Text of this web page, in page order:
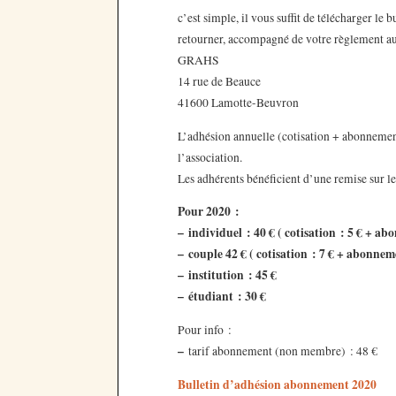
c’est simple, il vous suffit de télécharger le
retourner, accompagné de votre règlement
GRAHS
14 rue de Beauce
41600 Lamotte-Beuvron
L’adhésion annuelle (cotisation +
l’association.
Les adhérents bénéficient d’une remise sur
Pour 2020 :
–individuel : 40 € ( cotisation : 5 € +
–couple 42 € ( cotisation : 7 € +
–institution : 45 €
–étudiant : 30 €
Pour info :
–tarif abonnement (non membre) : 48 €
Bulletin d’adhésion abonnement 2020